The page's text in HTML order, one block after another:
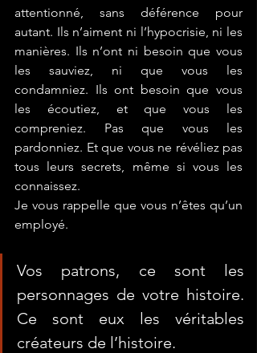
attentionné, sans déférence pour
autant. Ils n’aiment ni l’hypocrisie, ni les
manières. Ils n’ont ni besoin que vous
les sauviez, ni que vous les
condamniez. Ils ont besoin que vous
les écoutiez, et que vous les
compreniez. Pas que vous les
pardonniez. Et que vous ne révéliez pas
tous leurs secrets, même si vous les
connaissez.
Je vous rappelle que vous n’êtes qu’un
employé.
Vos patrons, ce sont les
personnages de votre histoire.
Ce sont eux les véritables
créateurs de l’histoire.